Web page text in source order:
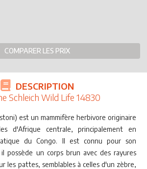
COMPARER LES PRIX
DESCRIPTION
Schleich Wild Life 14830
est un mammifère herbivore originaire
d'Afrique centrale, principalement en
du Congo. Il est connu pour son
possède un corps brun avec des rayures
les pattes, semblables à celles d'un zèbre,